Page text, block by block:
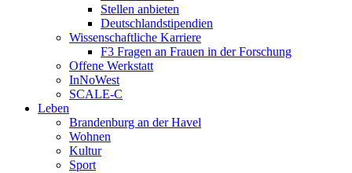
Stellen anbieten
Deutschlandstipendien
Wissenschaftliche Karriere
F3 Fragen an Frauen in der Forschung
Offene Werkstatt
InNoWest
SCALE-C
Leben
Brandenburg an der Havel
Wohnen
Kultur
Sport